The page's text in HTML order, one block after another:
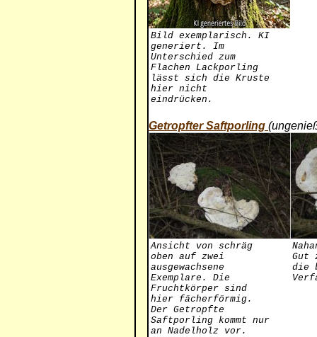
Bild exemplarisch. KI
generiert. Im
Unterschied zum
Flachen Lackporling
lässt sich die Kruste
hier nicht
eindrücken.
Getropfter Saftporling
Ansicht von schräg
oben auf zwei
ausgewachsene
Exemplare. Die
Fruchtkörper sind
hier fächerförmig.
Der Getropfte
Saftporling kommt nur
an Nadelholz vor.
Gut
die